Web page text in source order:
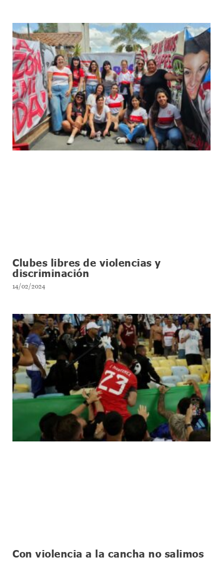
Clubes libres de violencias y
discriminación
14/02/2024
Con violencia a la cancha no salimos